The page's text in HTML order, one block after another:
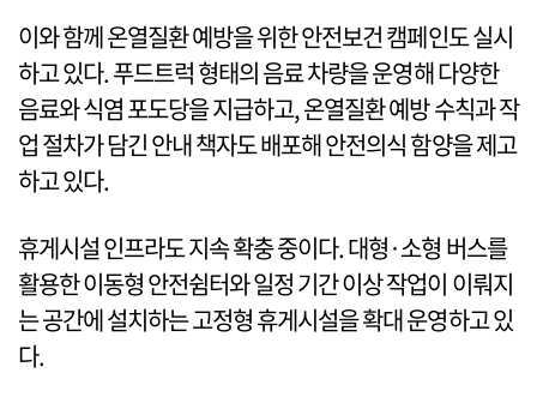
이와 함께 온열질환 예방을 위한 안전보건 캠페인도 실시
하고 있다. 푸드트럭 형태의 음료 차량을 운영해 다양한
음료와 식염 포도당을 지급하고, 온열질환 예방 수칙과 작
업 절차가 담긴 안내 책자도 배포해 안전의식 함양을 제고
하고 있다.
휴게시설 인프라도 지속 확충 중이다. 대형·소형 버스를
활용한 이동형 안전쉼터와 일정 기간 이상 작업이 이뤄지
는 공간에 설치하는 고정형 휴게시설을 확대 운영하고 있
다.